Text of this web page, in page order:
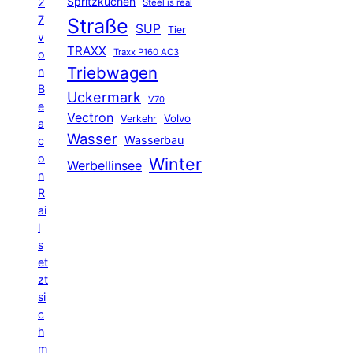
7
v
o
n
B
e
a
c
o
n
R
ai
l
s
et
zt
si
c
h
m
Steel is real
Straße SUP Tier
TRAXX Traxx P160 AC3
Triebwagen
Uckermark V70
Vectron Verkehr Volvo
Wasser Wasserbau
Werbellinsee Winter